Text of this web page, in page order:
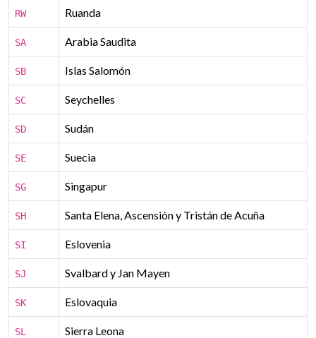
RW Ruanda
SA Arabia Saudita
SB Islas Salomón
SC Seychelles
SD Sudán
SE Suecia
SG Singapur
SH Santa Elena, Ascensión y Tristán de Acuña
SI Eslovenia
SJ Svalbard y Jan Mayen
SK Eslovaquia
SL Sierra Leona